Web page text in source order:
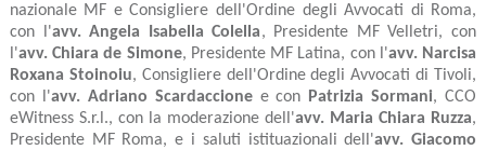
nazionale MF e Consigliere dell'Ordine degli Avvocati di Roma,
con l'avv. Angela Isabella Colella, Presidente MF Velletri, con
l'avv. Chiara de Simone, Presidente MF Latina, con l'avv. Narcisa
Roxana Stoinoiu, Consigliere dell'Ordine degli Avvocati di Tivoli,
con l'avv. Adriano Scardaccionee con Patrizia Sormani, CCO
eWitness S.r.l., con la moderazione dell'avv. Maria Chiara Ruzza,
Presidente MF Roma, e i saluti istituazionali dell'avv. Giacomo